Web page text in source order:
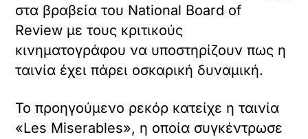
στα βραβεία του National Board of
Review με τους κριτικούς
κινηματογράφου να υποστηρίζουν πως η
ταινία έχει πάρει οσκαρική δυναμική.
Το προηγούμενο ρεκόρ κατείχε η ταινία
«Les Miserables», η οποία συγκέντρωσε